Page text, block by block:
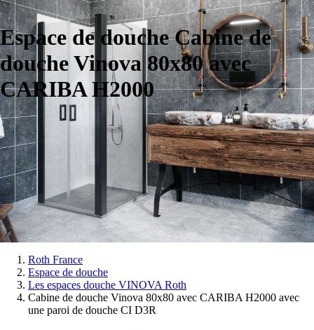
Espace de douche Cabine de
douche Vinova 80x80 avec
CARIBA H2000
Vous
êtes
Roth France
Espace de douche
Les espaces douche VINOVA Roth
Cabine de douche Vinova 80x80 avec CARIBA H2000 avec
une paroi de douche CI D3R